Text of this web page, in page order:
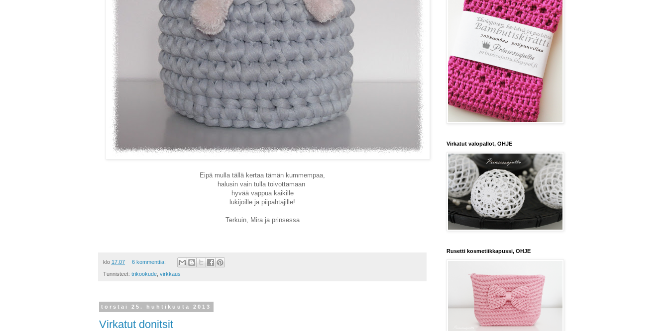
Eipä mulla tällä kertaa tämän kummempaa,
halusin vain tulla toivottamaan
hyvää vappua kaikille
lukijoille ja piipahtajille!
Terkuin, Mira ja prinsessa
klo 17.07 6 kommenttia:
Tunnisteet: trikookude, virkkaus
torstai 25. huhtikuuta 2013
Virkatut donitsit
Virkatut valopallot, OHJE
Rusetti kosmetiikkapussi, OHJE